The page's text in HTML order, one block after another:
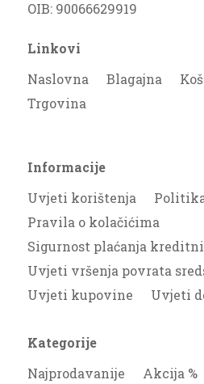
OIB: 90066629919
Linkovi
Naslovna
Blagajna
Trgovina
Informacije
Uvjeti korištenja
Pravila o kolačićima
Sigurnost plaćanja
Uvjeti vršenja povrata
Uvjeti kupovine
Uvjeti
Kategorije
Najprodavanije
Akcija %